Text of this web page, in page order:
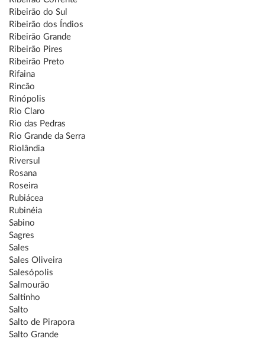
Ribeirão do Sul
Ribeirão dos Índios
Ribeirão Grande
Ribeirão Pires
Ribeirão Preto
Rifaina
Rincão
Rinópolis
Rio Claro
Rio das Pedras
Rio Grande da Serra
Riolândia
Riversul
Rosana
Roseira
Rubiácea
Rubinéia
Sabino
Sagres
Sales
Sales Oliveira
Salesópolis
Salmourão
Saltinho
Salto
Salto de Pirapora
Salto Grande